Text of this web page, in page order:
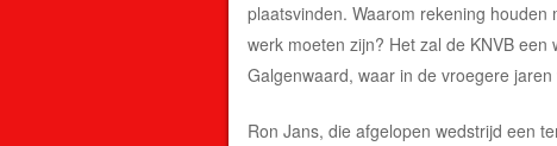
plaatsvinden. Waarom rekening
werk moeten zijn? Het zal de KNVB
Galgenwaard, waar in de vroegere
Ron Jans, die afgelopen wedstrijd een